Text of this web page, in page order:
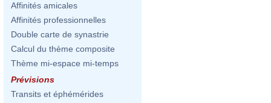
Affinités amicales
Affinités professionnelles
Double carte de synastrie
Calcul du thème composite
Thème mi-espace mi-temps
Prévisions
Transits et éphémérides